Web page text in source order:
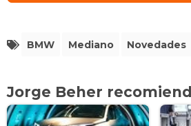
BMW Mediano Novedades
Jorge Beher